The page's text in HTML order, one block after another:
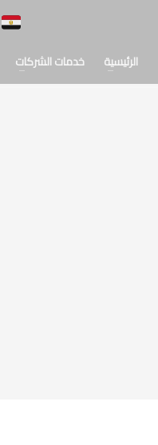
الرئيسية خدمات الشركات